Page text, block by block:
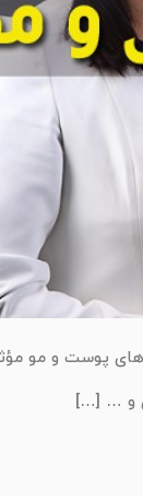
پوست و مو
و … […]